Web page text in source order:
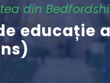
din
educație